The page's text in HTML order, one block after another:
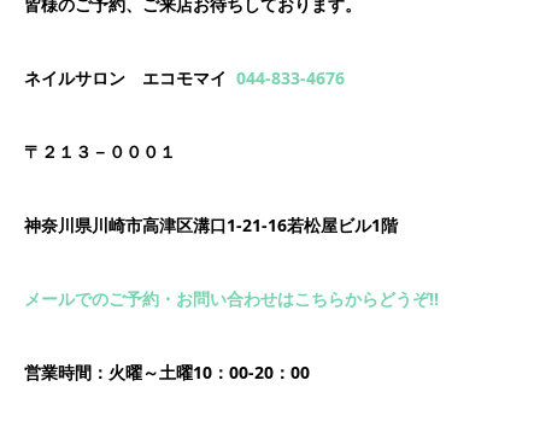
皆様のご予約、ご来店お待ちしております。
ネイルサロン エコモマイ 044-833-4676
〒２１３－０００１
神奈川県川崎市高津区溝口1-21-16若松屋ビル1階
メールでのご予約・お問い合わせはこちらからどうぞ!!
営業時間：火曜～土曜10：00-20：00